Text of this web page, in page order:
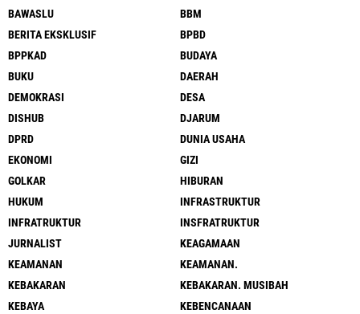
BAWASLU
BBM
BERITA EKSKLUSIF
BPBD
BPPKAD
BUDAYA
BUKU
DAERAH
DEMOKRASI
DESA
DISHUB
DJARUM
DPRD
DUNIA USAHA
EKONOMI
GIZI
GOLKAR
HIBURAN
HUKUM
INFRASTRUKTUR
INFRATRUKTUR
INSFRATRUKTUR
JURNALIST
KEAGAMAAN
KEAMANAN
KEAMANAN.
KEBAKARAN
KEBAKARAN. MUSIBAH
KEBAYA
KEBENCANAAN